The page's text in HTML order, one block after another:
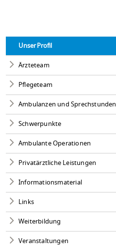
Unser Profil
Ärzteteam
Pflegeteam
Ambulanzen und Sprechstunden
Schwerpunkte
Ambulante Operationen
Privatärztliche Leistungen
Informationsmaterial
Links
Weiterbildung
Veranstaltungen